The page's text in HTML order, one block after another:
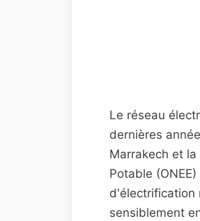
Le réseau
dernières
Marrakech et
Potable
d'électrification
sensiblement